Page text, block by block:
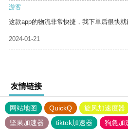
游客
这款app的物流非常快捷，我下单后很快就
2024-01-21
友情链接
网站地图 QuickQ 旋风加速度器
坚果加速器
tiktok加速器
狗急加